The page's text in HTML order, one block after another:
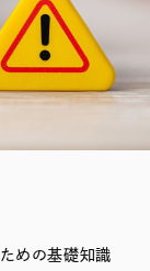
めの基礎知識